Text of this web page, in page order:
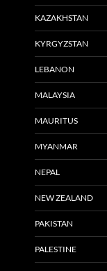
KAZAKHSTAN
KYRGYZSTAN
LEBANON
MALAYSIA
MAURITUS
MYANMAR
NEPAL
NEW ZEALAND
PAKISTAN
PALESTINE